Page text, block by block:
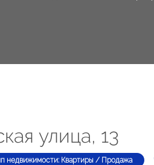
улица, 13
недвижимости: Квартиры / Продажа